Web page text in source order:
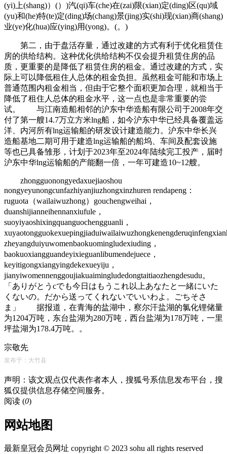
(yi)上(shang)）(）)汽(qi)车(che)在(zai)限(xian)定(ding)区(qu)域
(yu)和(he)特(te)定(ding)场(chang)景(jing)实(shi)现(xian)商(shang)
业(ye)化(hua)应(ying)用(yong)。(。)
第二，由于盘活存量，通过改建的方式有利于优化租赁住
房的供给结构。这种优化供给结构不仅会提升租赁住房的品
质，更重要的是降低了租赁住房的租金。通过改建的方式，实
际上可以降低租住人总体的租金负担。虽然租金可能和市场上
普通范围内租金相当，但由于它整个面积更加合理，就相当于
降低了租住人总体的租金水平，这一点也是非常重要的尝
试。 与江南造船相邻的沪东中华造船有限公司于2008年交
付了第一艘14.7万立方米lng船，如今沪东中华已经具备覆盖远
洋、内河所有lng运输船的研发设计建造能力。沪东中华长兴
造船基地二期可用于建造lng运输船的船坞、车间及配套设施
等也已具备雏形，计划于2023年至2024年陆续完工投产，届时
沪东中华lng运输船的产能翻一倍，一年可建造10~12艘。
zhongguonongyedaxuejiaoshou
nongyeyunongcunfazhiyanjiuzhongxinzhuren rendapeng：
ruguota（wailaiwuzhong）gouchengweihai，
duanshijianneihennanxiufule，
suoyiyaoshixingquanguochengguanli，
zheyangduiyuwomenbaokuomingludexiuding，
baokuoxiangguandeyixieguanlibumendejuece，
keyitigongxiangyingdekexueyiju，
jianyiwomennenggoujiakuaimingludedongtaitiaozhengdesudu。
「ありがとうcでも今日はもうこれ以上あなたと一緒にいた
くないの。だから送ってくれないでいいわよ。ごちそさ
ま」 据报道，在青海的盐湖中，察尔汗盐湖的氯化锂储量
为1204万吨，东台盐湖为280万吨，西台盐湖为178万吨，一里
坪盐湖为178.4万吨。。
宗敬先
发布于：大竹县
声明：该文观点仅代表作者本人，搜狐号系信息发布平台，搜
狐仅提供信息存储空间服务。
阅读 (0)
网站地图
最新皇冠会员网址 copyright © 2023 sohu all rights reserved